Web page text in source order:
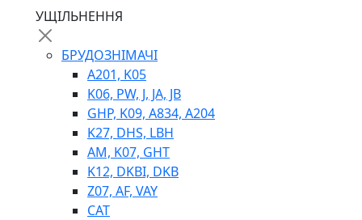
ЛЕБІДКИ
ВТУЛКИ
BIMETAL
УЩІЛЬНЕННЯ
БРУДОЗНІМАЧІ
A201, K05
K06, PW, J, JA, JB
GHP, K09, A834, A204
K27, DHS, LBH
AM, K07, GHT
K12, DKBI, DKB
Z07, AF, VAY
CAT